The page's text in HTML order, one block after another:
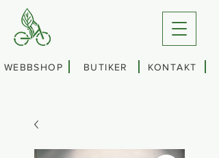
WEBBSHOP BUTIKER KONTAKT